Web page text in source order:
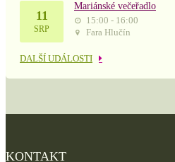
11
SRP
Mariánské večeřadlo
15:00 - 16:00
Fara Hlučín
DALŠÍ UDÁLOSTI
KONTAKT